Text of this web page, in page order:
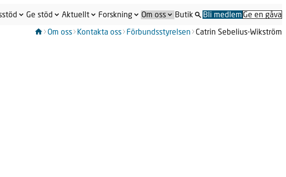
Ge stöd Aktuellt Forskning Om oss Butik Bli medlem Ge en gåva
Om oss
Kontakta oss Förbundsstyrelsen Catrin Sebelius-Wikström